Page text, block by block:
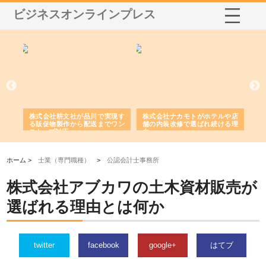
ビジネスオンラインプレス
株式会社耕文社が品川で実現す
る販促物製作から配送までワン
ストップ対応
株式会社ナカモトがホテルや店
舗の内装改修で選ばれ続ける理
由
ホーム >士業（専門職種） >公認会計士事務所
株式会社アブカワの土木資材販売が
選ばれる理由とは何か
twitter facebook google+ はてブ